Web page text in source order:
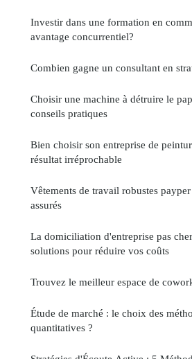
Investir dans une formation en
avantage concurrentiel?
Combien gagne un consultant en
Choisir une machine à détruire le
conseils pratiques
Bien choisir son entreprise de
résultat irréprochable
Vêtements de travail robustes
assurés
La domiciliation d'entreprise pas
solutions pour réduire vos coûts
Trouvez le meilleur espace de
Étude de marché : le choix des
quantitatives ?